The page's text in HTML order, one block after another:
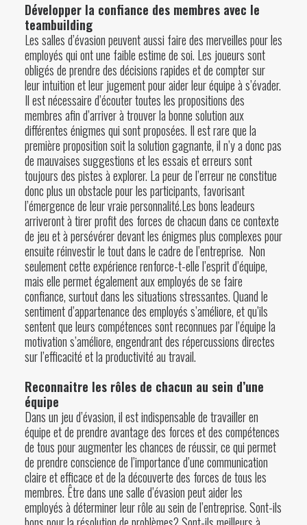
Développer la confiance des membres avec le
teambuilding
Les salles d’évasion peuvent aussi faire des merveilles pour les
employés qui ont une faible estime de soi. Les joueurs sont
obligés de prendre des décisions rapides et de compter sur
leur intuition et leur jugement pour aider leur équipe à s’évader.
Il est nécessaire d’écouter toutes les propositions des
membres afin d’arriver à trouver la bonne solution aux
différentes énigmes qui sont proposées. Il est rare que la
première proposition soit la solution gagnante, il n’y a donc pas
de mauvaises suggestions et les essais et erreurs sont
toujours des pistes à explorer. La peur de l’erreur ne constitue
donc plus un obstacle pour les participants, favorisant
l’émergence de leur vraie personnalité.Les bons leadeurs
arriveront à tirer profit des forces de chacun dans ce contexte
de jeu et à persévérer devant les énigmes plus complexes pour
ensuite réinvestir le tout dans le cadre de l’entreprise. Non
seulement cette expérience renforce-t-elle l’esprit d’équipe,
mais elle permet également aux employés de se faire
confiance, surtout dans les situations stressantes. Quand le
sentiment d’appartenance des employés s’améliore, et qu’ils
sentent que leurs compétences sont reconnues par l’équipe la
motivation s’améliore, engendrant des répercussions directes
sur l’efficacité et la productivité au travail.
Reconnaitre les rôles de chacun au sein d’une
équipe
Dans un jeu d’évasion, il est indispensable de travailler en
équipe et de prendre avantage des forces et des compétences
de tous pour augmenter les chances de réussir, ce qui permet
de prendre conscience de l’importance d’une communication
claire et efficace et de la découverte des forces de tous les
membres. Être dans une salle d’évasion peut aider les
employés à déterminer leur rôle au sein de l’entreprise. Sont-ils